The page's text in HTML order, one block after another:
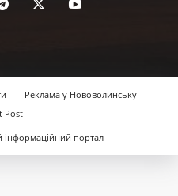
Реклама у Нововолинську
Post
портал